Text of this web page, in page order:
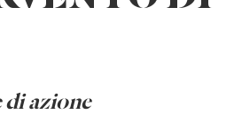
di azione